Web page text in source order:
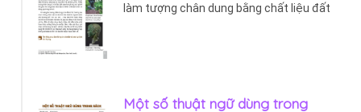
làm tượng chân dung bằng chất liệu đất
Một số thuật ngữ dùng trong